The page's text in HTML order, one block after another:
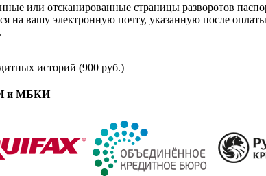
или отсканированные страницы разворотов
на вашу электронную почту, указанную после
историй (900 руб.)
и МБКИ